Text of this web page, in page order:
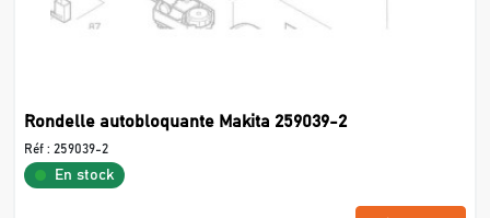
Rondelle autobloquante Makita 259039-2
Réf : 259039-2
En stock